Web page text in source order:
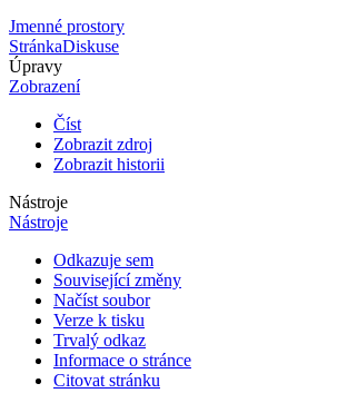
Jmenné prostory
StránkaDiskuse
Úpravy
Zobrazení
Číst
Zobrazit zdroj
Zobrazit historii
Nástroje
Nástroje
Odkazuje sem
Související změny
Načíst soubor
Verze k tisku
Trvalý odkaz
Informace o stránce
Citovat stránku